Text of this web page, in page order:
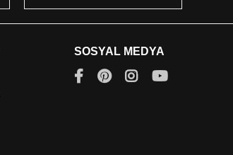
SOSYAL MEDYA